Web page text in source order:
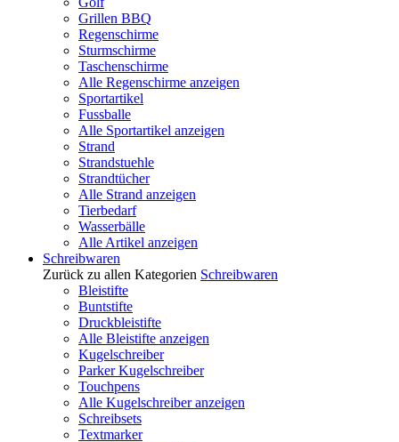
Grillen BBQ
Regenschirme
Sturmschirme
Taschenschirme
Alle Regenschirme anzeigen
Sportartikel
Fussballe
Alle Sportartikel anzeigen
Strand
Strandstuehle
Strandtücher
Alle Strand anzeigen
Tierbedarf
Wasserbälle
Alle Artikel anzeigen
Schreibwaren
Zurück zu allen Kategorien Schreibwaren
Bleistifte
Buntstifte
Druckbleistifte
Alle Bleistifte anzeigen
Kugelschreiber
Parker Kugelschreiber
Touchpens
Alle Kugelschreiber anzeigen
Schreibsets
Textmarker